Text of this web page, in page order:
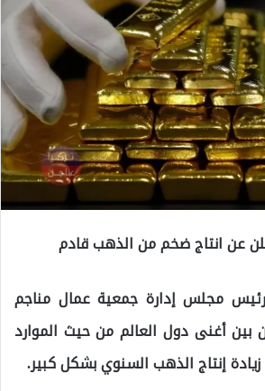
عن انتاج ضخم من الذهب قادم
مجلس إدارة جمعية عمال مناجم
بين أغنى دول العالم من حيث الموارد
إنتاج الذهب السنوي بشكل كبير.